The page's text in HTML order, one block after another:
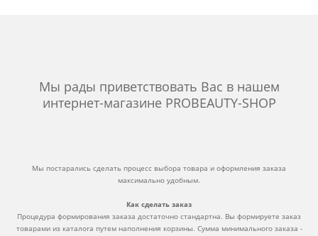
Мы рады приветствовать Вас в нашем
интернет-магазине PROBEAUTY-SHOP
Мы постарались сделать процесс выбора товара и оформления заказа
максимально удобным.
Как сделать заказ
Процедура формирования заказа достаточно стандартна. Вы формируете заказ
товарами из каталога путем наполнения корзины. Сумма минимального заказа -